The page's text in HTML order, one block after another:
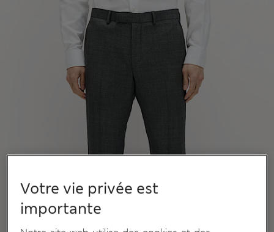
Votre vie privée est
importante